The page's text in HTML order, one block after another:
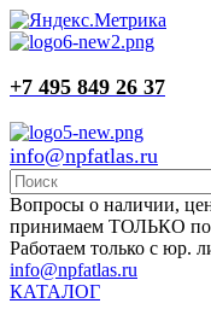
+7 495 849 26 37
info@npfatlas.ru
Вопросы о наличии,
принимаем ТОЛЬКО по
Работаем только с юр.
info@npfatlas.ru
КАТАЛОГ